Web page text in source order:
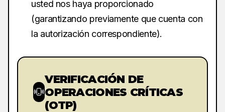
usted nos haya proporcionado
(garantizando previamente que cuenta con
la autorización correspondiente).
VERIFICACIÓN DE
OPERACIONES CRÍTICAS
(OTP)